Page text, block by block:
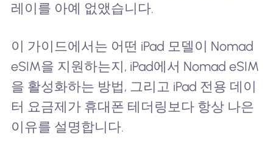
레이를 아예 없앴습니다.
이 가이드에서는 어떤 iPad 모델이 Nomad
eSIM을 지원하는지, iPad에서 Nomad eSIM
을 활성화하는 방법, 그리고 iPad 전용 데이
터 요금제가 휴대폰 테더링보다 항상 나은
이유를 설명합니다.